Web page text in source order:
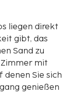
liegen direkt
gibt, das
Sand zu
mit
denen Sie sich
genießen